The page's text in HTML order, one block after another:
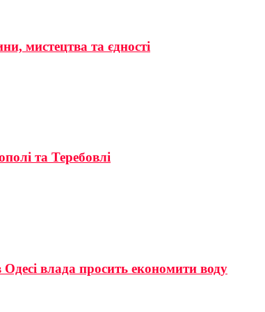
мистецтва та єдності
та Теребовлі
Одесі влада просить економити воду